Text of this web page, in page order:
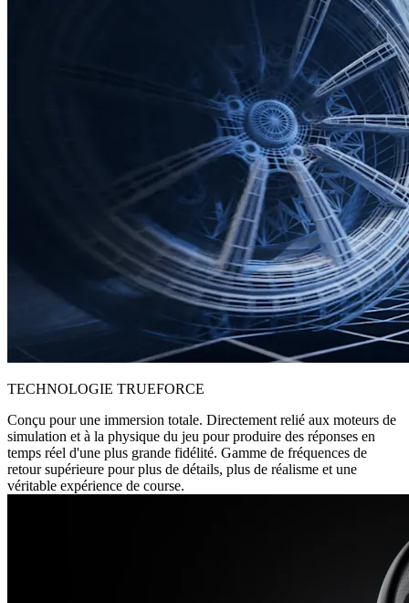
TECHNOLOGIE TRUEFORCE
Conçu pour une immersion totale. Directement relié aux moteurs de
simulation et à la physique du jeu pour produire des réponses en
temps réel d'une plus grande fidélité. Gamme de fréquences de
retour supérieure pour plus de détails, plus de réalisme et une
véritable expérience de course.